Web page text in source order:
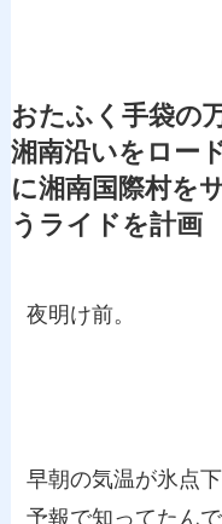
おたふく手袋の
湘南沿いをロー
に湘南国際村を
うライドを計画
夜明け前。
早朝の気温が氷点
予報で知ってたんで